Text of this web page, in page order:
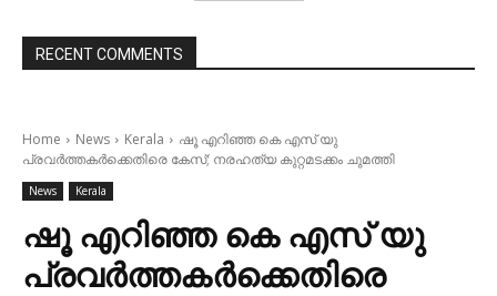
RECENT COMMENTS